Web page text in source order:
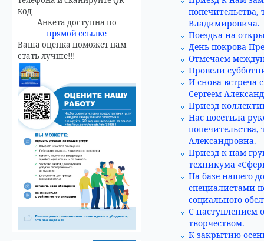
код
Анкета доступна по
прямой ссылке
Ваша оценка поможет нам
стать лучше!!!
попечительства,
Владимировича.
Поездка на
День покрова
Отмечаем
Провели
И снова встреча
Сергеем
Приезд
Нас посетила
Александровна.
Приезд к нам
техникума
На базе нашего
специалистами
социального
С наступлением
творчеством.
К закрытию